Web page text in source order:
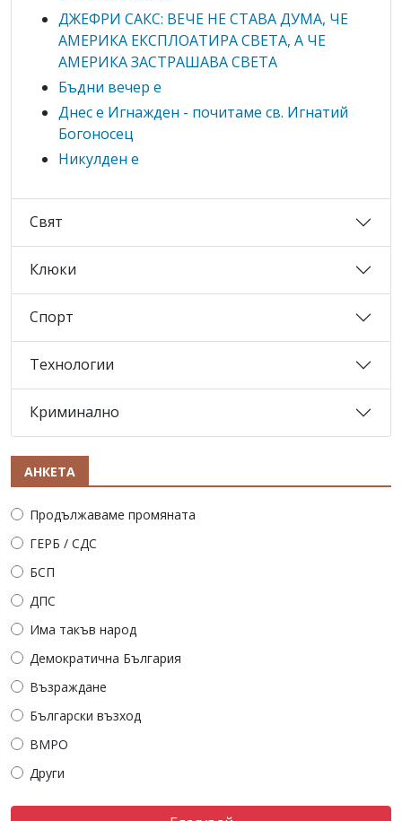
ДЖЕФРИ САКС: ВЕЧЕ НЕ СТАВА ДУМА, ЧЕ
АМЕРИКА ЕКСПЛОАТИРА СВЕТА, А ЧЕ
АМЕРИКА ЗАСТРАШАВА СВЕТА
Бъдни вечер е
Днес е Игнажден - почитаме св. Игнатий
Богоносец
Никулден е
Свят
Клюки
Спорт
Технологии
Криминално
АНКЕТА
Продължаваме промяната
ГЕРБ / СДС
БСП
ДПС
Има такъв народ
Демократична България
Възраждане
Български възход
ВМРО
Други